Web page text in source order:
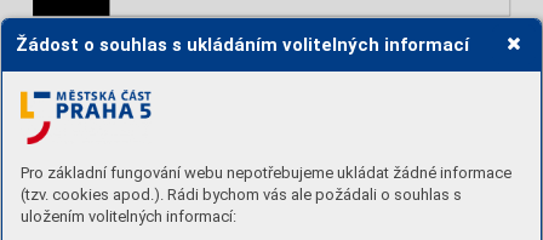
Žádost o souhlas s ukládáním volitelných informací
Pro základní fungování webu nepotřebujeme ukládat žádné informace
(tzv. cookies apod.). Rádi bychom vás ale požádali o souhlas s
uložením volitelných informací:
Vltava
Malá Strana
Praha 13Radlice
Anděl
Spořitelna
Nádraží
Petřín
Paví vrch
???